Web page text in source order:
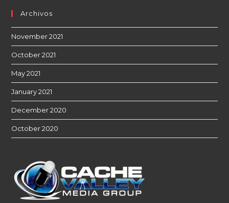
Archivos
November 2021
October 2021
May 2021
January 2021
December 2020
October 2020